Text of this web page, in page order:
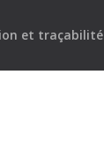
et traçabilité